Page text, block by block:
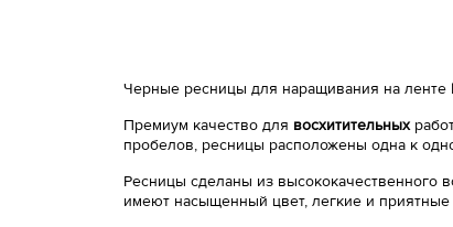
Черные ресницы для наращивания на ленте
Премиум качество для восхитительных
пробелов, ресницы расположены одна к
Ресницы сделаны из высококачественного
имеют насыщенный цвет, легкие и приятные